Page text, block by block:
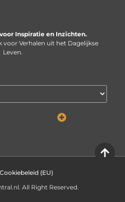
Inspiratie en Inzichten.
Verhalen uit het Dagelijkse
Leven.
Cookiebeleid (EU)
All Right Reserved.